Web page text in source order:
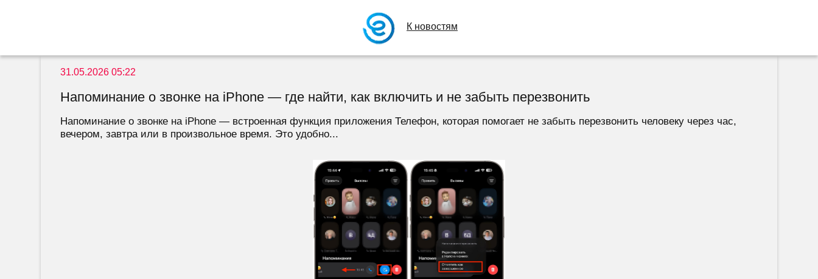
К новостям
31.05.2026 05:22
Напоминание о звонке на iPhone — где найти, как включить и не забыть перезвонить
Напоминание о звонке на iPhone — встроенная функция приложения Телефон, которая помогает не забыть перезвонить человеку через час,
вечером, завтра или в произвольное время. Это удобно...